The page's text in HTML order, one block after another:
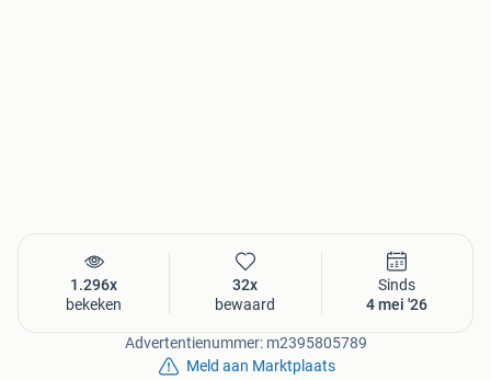
1.296x
bekeken
32x
bewaard
Sinds
4 mei '26
Advertentienummer: m2395805789
Meld aan Marktplaats